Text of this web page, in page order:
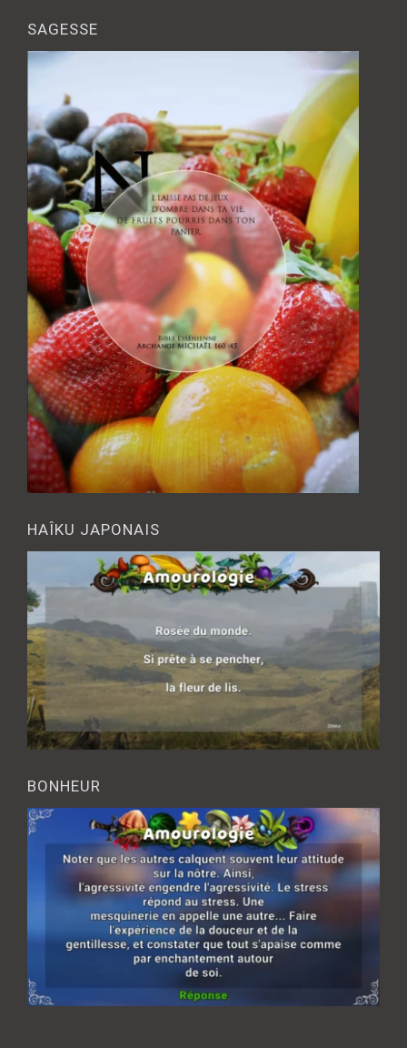
SAGESSE
HAÎKU JAPONAIS
BONHEUR